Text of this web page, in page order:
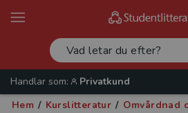
Handlar som:
Privatkund
Hem / Kurslitteratur / Omvårdnad